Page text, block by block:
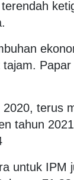
Papar
terus
tahun
untuk IPM